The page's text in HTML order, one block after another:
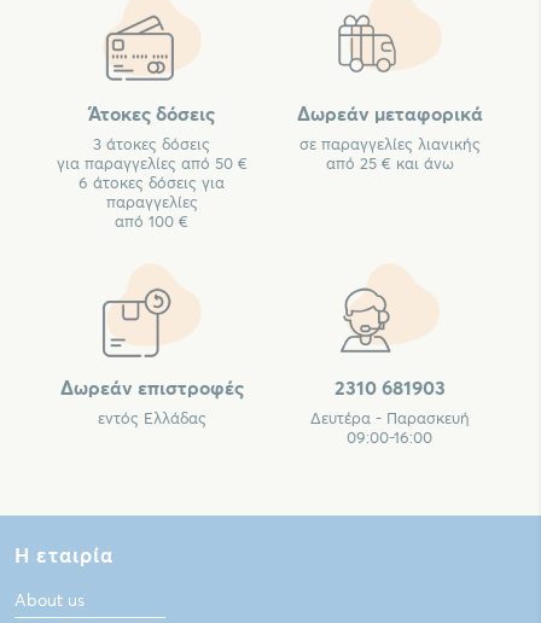
Άτοκες δόσεις
3 άτοκες δόσεις
για παραγγελίες από 50 €
6 άτοκες δόσεις για
παραγγελίες
από 100 €
Δωρεάν μεταφορικά
σε παραγγελίες λιανικής
από 25 € και άνω
Δωρεάν επιστροφές
εντός Ελλάδας
2310 681903
Δευτέρα - Παρασκευή
09:00-16:00
Η εταιρία
About us